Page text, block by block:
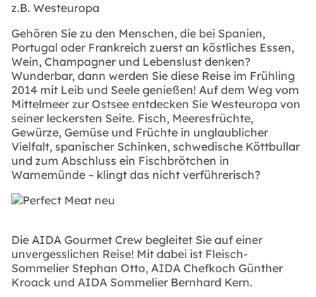
z.B. Westeuropa
Gehören Sie zu den Menschen, die bei Spanien,
Portugal oder Frankreich zuerst an köstliches Essen,
Wein, Champagner und Lebenslust denken?
Wunderbar, dann werden Sie diese Reise im Frühling
2014 mit Leib und Seele genießen! Auf dem Weg vom
Mittelmeer zur Ostsee entdecken Sie Westeuropa von
seiner leckersten Seite. Fisch, Meeresfrüchte,
Gewürze, Gemüse und Früchte in unglaublicher
Vielfalt, spanischer Schinken, schwedische Köttbullar
und zum Abschluss ein Fischbrötchen in
Warnemünde – klingt das nicht verführerisch?
Die AIDA Gourmet Crew begleitet Sie auf einer
unvergesslichen Reise! Mit dabei ist Fleisch-
Sommelier Stephan Otto, AIDA Chefkoch Günther
Kroack und AIDA Sommelier Bernhard Kern.